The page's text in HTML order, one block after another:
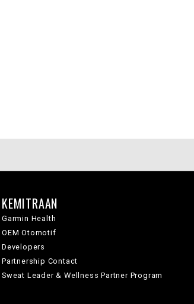
KEMITRAAN
Garmin Health
OEM Otomotif
Developers
Partnership Contact
Sweat Leader & Wellness Partner Program